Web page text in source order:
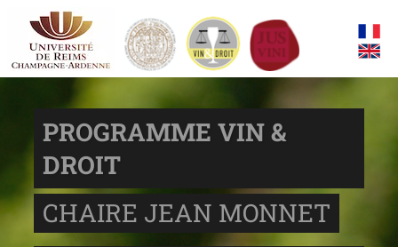
PROGRAMME VIN &
DROIT
CHAIRE JEAN MONNET